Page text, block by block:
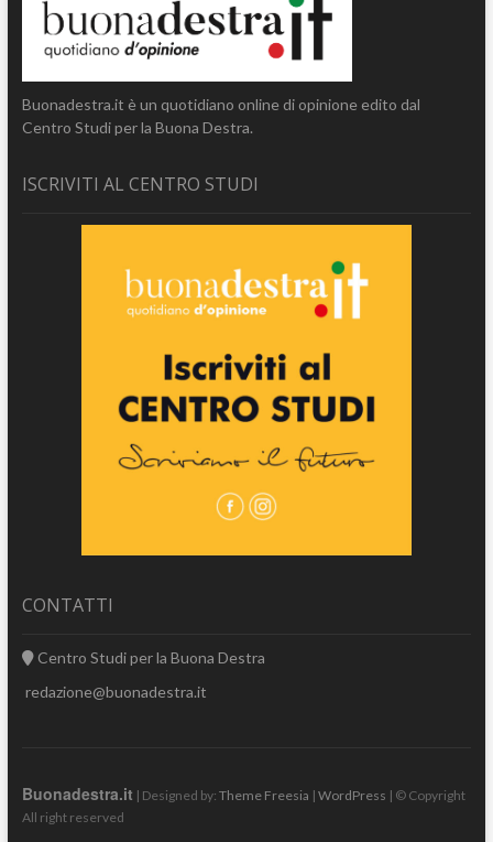
Buonadestra.it è un quotidiano online di opinione edito dal
Centro Studi per la Buona Destra.
ISCRIVITI AL CENTRO STUDI
CONTATTI
Centro Studi per la Buona Destra
redazione@buonadestra.it
Buonadestra.it | Designed by: Theme Freesia | WordPress | © Copyright
All right reserved